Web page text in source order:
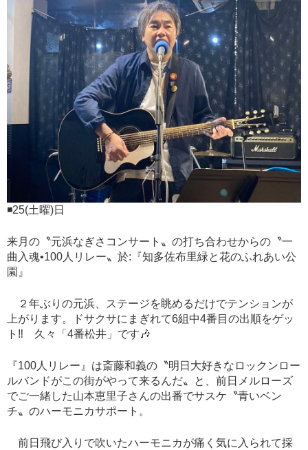
◾️25(土曜)日
来月の〝元浜なぎさコンサート〟の打ち合わせからの〝一
曲入魂•100人リレー〟於:『知多佐布里緑と花のふれあい公
園』
２年ぶりの元浜、ステージを眺めるだけでテンションが
上がります。ドサクサにまぎれて6組中4番目の出順をゲッ
ト‼︎ 久々「4番松井」です🎶
『100人リレー』は斎藤和義の〝明日大好きなロックンロー
ルバンドがこの街がやって来るんだ〟と、前日メルローズ
でご一緒した山本恵里子さんの出番でサスケ〝青いベン
チ〟のハーモニカサポート。
前日飛び入りで吹いたハーモニカが痛く気に入られて採